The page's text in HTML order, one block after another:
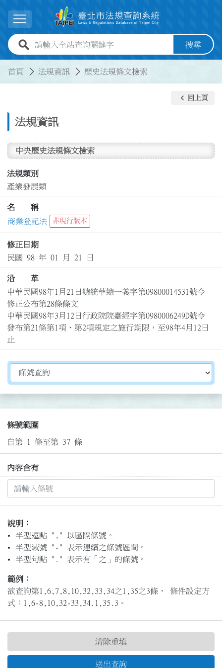
展開選單
全站查詢關鍵字欄位 搜尋
首頁 法規資訊 歷史法規條文檢索
法規資訊
keyboard_arrow_left 回上頁
中央歷史法規條文檢索
法規類別
產業發展類
名 稱
商業登記法
非現行版本
修正日期
民國 98 年 01 月 21 日
沿 革
中華民國98年1月21日總統華總一義字第09800014531號令
修正公布第28條條文
中華民國98年3月12日行政院院臺經字第0980006249D號令
發布第21條第1項、第2項規定之施行期限，至98年4月12日
止
切換選擇法規資訊內容
條號範圍
自第 1 條至第 37 條
內容含有
說明：
半型逗點 "," 以區隔條號。
半型減號 "-" 表示連續之條號區間。
半型句點 "." 表示有「之」的條號。
範例：
欲查詢第1,6,7,8,10,32,33,34之1,35之3條， 條件設定方
式：1,6-8,10,32-33,34.1,35.3。
送出查詢
清除重填